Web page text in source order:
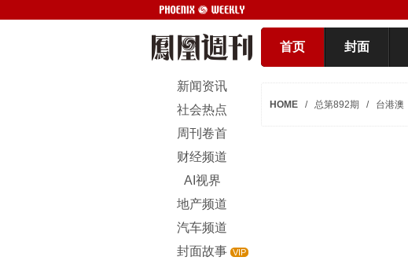
首页 封面
新闻资讯
社会热点
周刊卷首
财经频道
AI视界
地产频道
汽车频道
封面故事 VIP
HOME / 总第892期 / 台港澳